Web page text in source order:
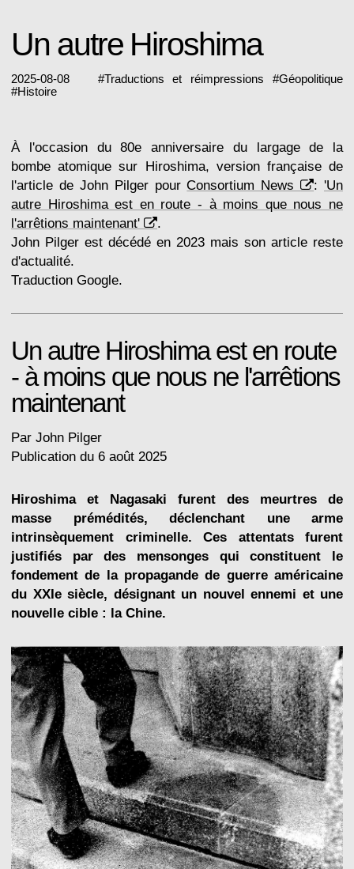
Un autre Hiroshima
2025-08-08 #Traductions et réimpressions #Géopolitique
#Histoire
À l'occasion du 80e anniversaire du largage de la
bombe atomique sur Hiroshima, version française de
l'article de John Pilger pourConsortium News : 'Un
autre Hiroshima est en route - à moins que nous ne
l'arrêtions maintenant'
.
John Pilger est décédé en 2023 mais son article reste
d'actualité.
Traduction Google.
Un autre Hiroshima est en route
- à moins que nous ne l'arrêtions
maintenant
Par John Pilger
Publication du 6 août 2025
Hiroshima et Nagasaki furent des meurtres de
masse prémédités, déclenchant une arme
intrinsèquement criminelle. Ces attentats furent
justifiés par des mensonges qui constituent le
fondement de la propagande de guerre américaine
du XXIe siècle, désignant un nouvel ennemi et une
nouvelle cible : la Chine.